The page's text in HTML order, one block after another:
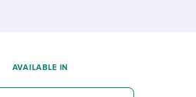
AVAILABLE IN